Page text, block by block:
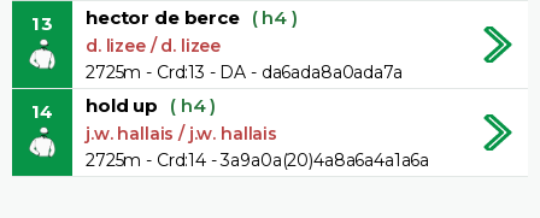
13 hector de berce ( h4 )
d. lizee / d. lizee
2725m - Crd:13 - DA - da6ada8a0ada7a
14 hold up ( h4 )
j.w. hallais / j.w. hallais
2725m - Crd:14 - 3a9a0a(20)4a8a6a4a1a6a